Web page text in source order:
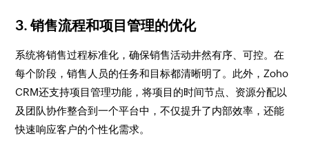
3.销售流程和项目管理的优化
系统将销售过程标准化，确保销售活动井然有序、可控。在
每个阶段，销售人员的任务和目标都清晰明了。此外，Zoho
CRM还支持项目管理功能，将项目的时间节点、资源分配以
及团队协作整合到一个平台中，不仅提升了内部效率，还能
快速响应客户的个性化需求。